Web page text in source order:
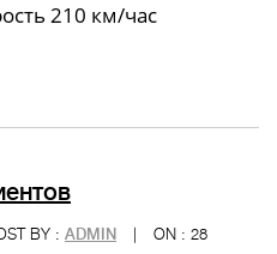
210 км/час
BY : ADMIN
ON : 28